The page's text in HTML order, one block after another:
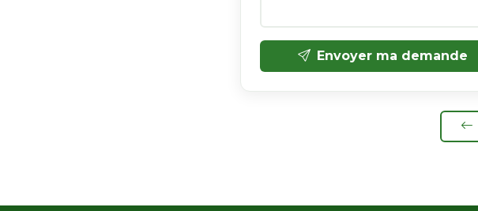
Envoyer ma demande